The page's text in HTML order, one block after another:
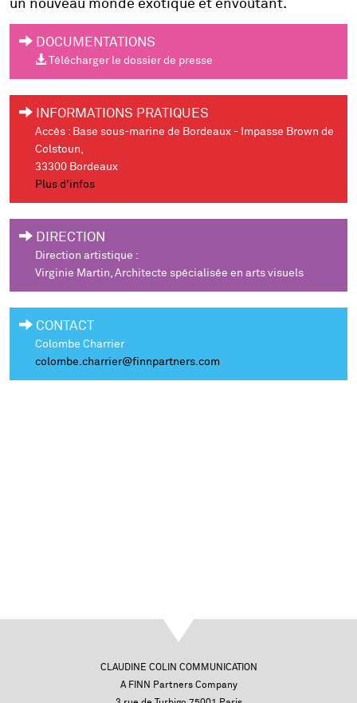
un nouveau monde exotique et envoûtant.
DOCUMENTATIONS
Télécharger le dossier de presse
INFORMATIONS PRATIQUES
Accès : Base sous-marine de Bordeaux - Impasse Brown de
Colstoun,
33300 Bordeaux
Plus d'infos
DIRECTION
Direction artistique :
Virginie Martin, Architecte spécialisée en arts visuels
CONTACT
Colombe Charrier
colombe.charrier@finnpartners.com
CLAUDINE COLIN COMMUNICATION
A FINN Partners Company